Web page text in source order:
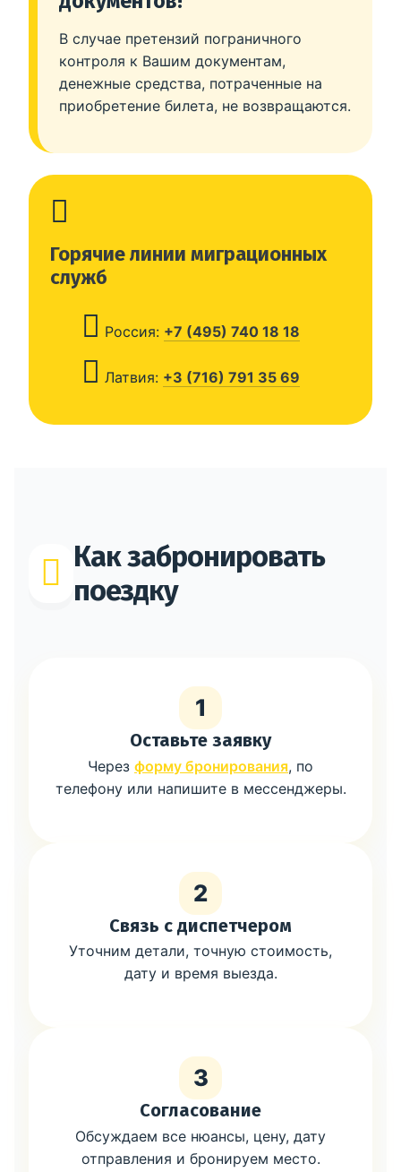
В случае претензий пограничного
контроля к Вашим документам,
денежные средства, потраченные на
приобретение билета, не возвращаются.
Горячие линии миграционных
служб
Россия: +7 (495) 740 18 18
Латвия: +3 (716) 791 35 69
Как забронировать
поездку
1
Оставьте заявку
Через форму бронирования, по
телефону или напишите в мессенджеры.
2
Связь с диспетчером
Уточним детали, точную стоимость,
дату и время выезда.
3
Согласование
Обсуждаем все нюансы, цену, дату
отправления и бронируем место.